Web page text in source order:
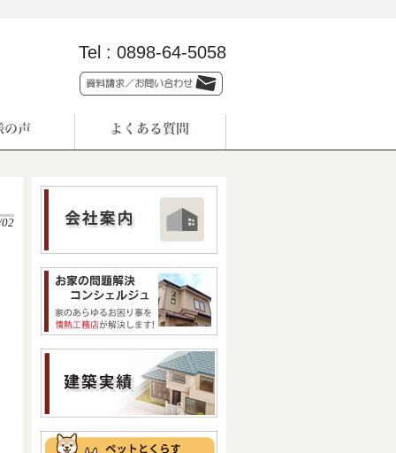
Tel : 0898-64-5058